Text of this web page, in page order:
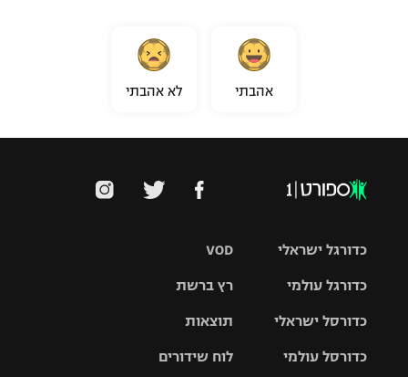
אהבתי לא אהבתי
VOD
רץ ברשת
תוצאות
לוח שידורים
כדורגל ישראלי
כדורגל עולמי
האלופות
כדורסל ישראלי
כדורסל עולמי